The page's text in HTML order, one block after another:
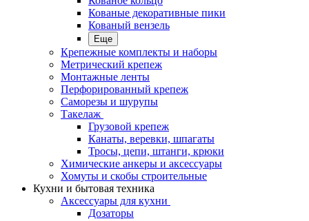
Кованые декоративные пики
Кованый вензель
Еще
Крепежные комплекты и наборы
Метрический крепеж
Монтажные ленты
Перфорированный крепеж
Саморезы и шурупы
Такелаж
Грузовой крепеж
Канаты, веревки, шпагаты
Тросы, цепи, штанги, крюки
Химические анкеры и аксессуары
Хомуты и скобы строительные
Кухни и бытовая техника
Аксессуары для кухни
Дозаторы